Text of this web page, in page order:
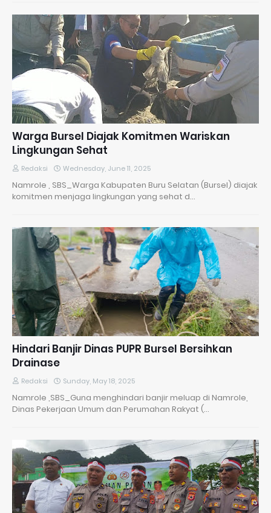
Warga Bursel Diajak Komitmen Wariskan
Lingkungan Sehat
Redaksi Wednesday, June 11, 2025
Namrole , SBS_Warga Kabupaten Buru Selatan (Bursel) diajak
komitmen menjaga lingkungan yang sehat d…
Hindari Banjir Dinas PUPR Bursel Bersihkan
Drainase
Redaksi Sunday, May 18, 2025
Namrole ,SBS_Guna menghindari banjir meluap di Namrole,
Dinas Pekerjaan Umum dan Perumahan Rakyat (…